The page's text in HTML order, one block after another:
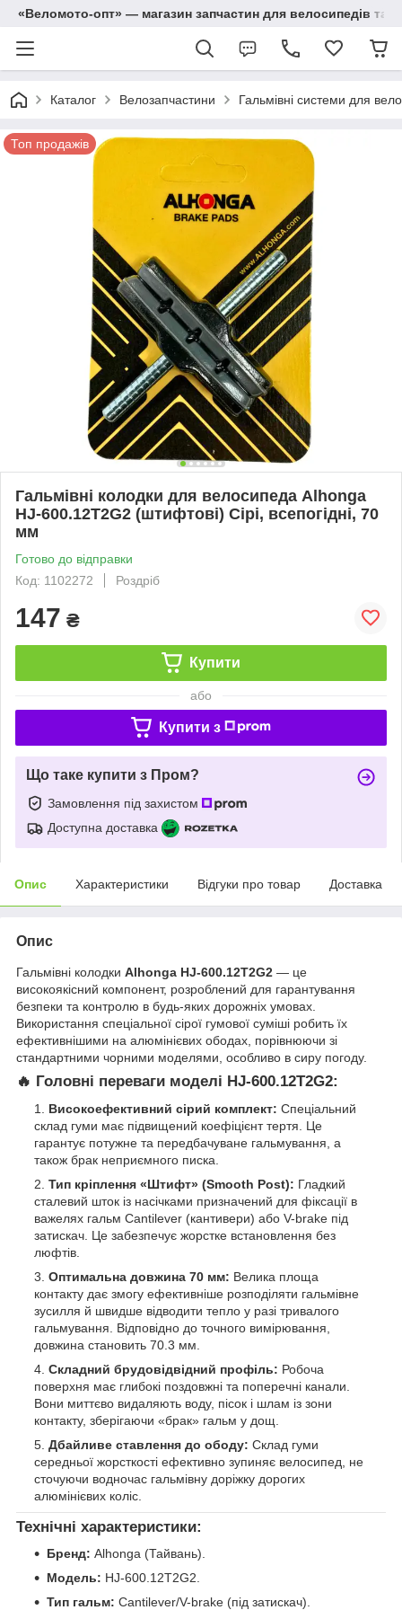
«Веломото-опт» — магазин запчастин для велосипедів та
Каталог Велозапчастини Гальмівні системи для
Топ продажів
Гальмівні колодки для велосипеда Alhonga
HJ-600.12T2G2 (штифтові) Сірі, всепогідні, 70
мм
Готово до відправки
Код: 1102272
Роздріб
147 ₴
Купити
або
Купити з
Що таке купити з Пром?
Замовлення під захистом
Доступна доставка
Опис Характеристики Відгуки про товар Доставка
Опис
Гальмівні колодки Alhonga HJ-600.12T2G2 — це
високоякісний компонент, розроблений для гарантування
безпеки та контролю в будь-яких дорожніх умовах.
Використання спеціальної сірої гумової суміші робить їх
ефективнішими на алюмінієвих ободах, порівнюючи зі
стандартними чорними моделями, особливо в сиру погоду.
🔥 Головні переваги моделі HJ-600.12T2G2:
Високоефективний сірий комплект: Спеціальний
склад гуми має підвищений коефіцієнт тертя. Це
гарантує потужне та передбачуване гальмування, а
також брак неприємного писка.
Тип кріплення «Штифт» (Smooth Post): Гладкий
сталевий шток із насічками призначений для фіксації в
важелях гальм Cantilever (кантивери) або V-brake під
затискач. Це забезпечує жорстке встановлення без
люфтів.
Оптимальна довжина 70 мм: Велика площа
контакту дає змогу ефективніше розподіляти гальмівне
зусилля й швидше відводити тепло у разі тривалого
гальмування. Відповідно до точного вимірювання,
довжина становить 70.3 мм.
Складний брудовідвідний профіль: Робоча
поверхня має глибокі поздовжні та поперечні канали.
Вони миттєво видаляють воду, пісок і шлам із зони
контакту, зберігаючи «брак» гальм у дощ.
Дбайливе ставлення до ободу: Склад гуми
середньої жорсткості ефективно зупиняє велосипед, не
сточуючи водночас гальмівну доріжку дорогих
алюмінієвих коліс.
Технічні характеристики:
Бренд: Alhonga (Тайвань).
Модель: HJ-600.12T2G2.
Тип гальм: Cantilever/V-brake (під затискач).